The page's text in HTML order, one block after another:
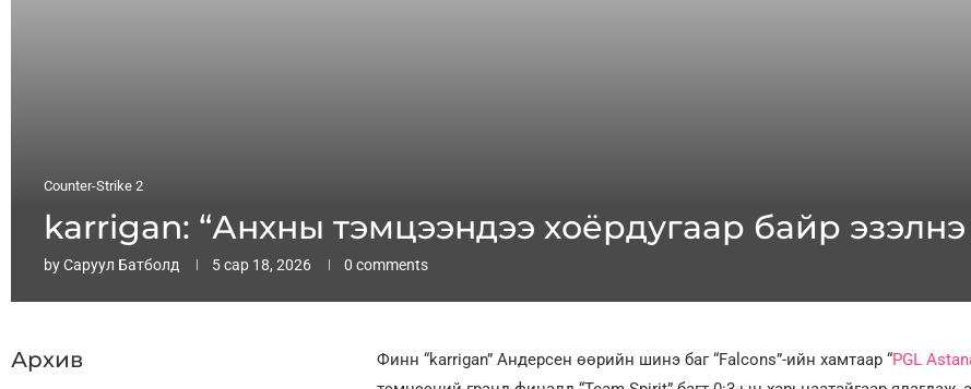
Counter-Strike 2
karrigan: “Анхны тэмцээндээ хоёрдугаар байр
byСаруул Батболд 5 сар 18, 2026 0 comments
Финн “karrigan” Андерсен өөрийн шинэ баг “Falcons”-ийн хамтаар “PGL
Архив